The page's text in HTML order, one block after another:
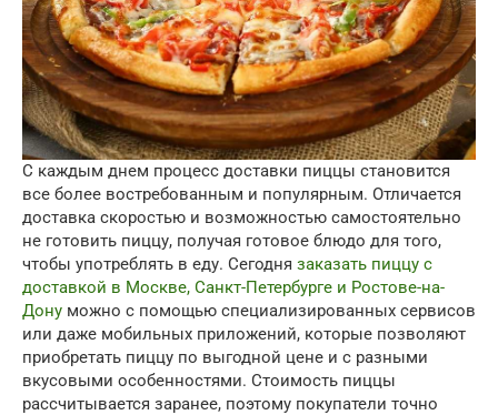
С каждым днем процесс доставки пиццы становится
все более востребованным и популярным. Отличается
доставка скоростью и возможностью самостоятельно
не готовить пиццу, получая готовое блюдо для того,
чтобы употреблять в еду. Сегодня заказать пиццу с
доставкой в Москве, Санкт-Петербурге и Ростове-на-
Дону можно с помощью специализированных сервисов
или даже мобильных приложений, которые позволяют
приобретать пиццу по выгодной цене и с разными
вкусовыми особенностями. Стоимость пиццы
рассчитывается заранее, поэтому покупатели точно